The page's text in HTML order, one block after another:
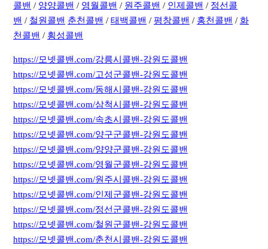
콜밴 / 양양콜밴 / 영월콜밴 / 원주콜밴 / 인제콜밴 / 정선콜
밴 / 철원콜밴 춘천콜밴 /태백콜밴 / 평창콜밴 / 홍천콜밴 /화
천콜밴 / 횡성콜밴
https://모넷콜밴.com/강릉시콜밴-강원도콜밴
https://모넷콜밴.com/고성군콜밴-강원도콜밴
https://모넷콜밴.com/동해시콜밴-강원도콜밴
https://모넷콜밴.com/삼척시콜밴-강원도콜밴
https://모넷콜밴.com/속초시콜밴-강원도콜밴
https://모넷콜밴.com/양구군콜밴-강원도콜밴
https://모넷콜밴.com/양양군콜밴-강원도콜밴
https://모넷콜밴.com/영월군콜밴-강원도콜밴
https://모넷콜밴.com/원주시콜밴-강원도콜밴
https://모넷콜밴.com/인제군콜밴-강원도콜밴
https://모넷콜밴.com/정선군콜밴-강원도콜밴
https://모넷콜밴.com/철원군콜밴-강원도콜밴
https://모넷콜밴.com/춘천시콜밴-강원도콜밴